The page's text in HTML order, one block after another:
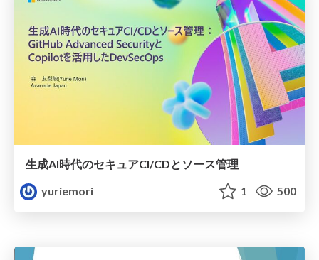
生成AI時代のセキュアCI/CDとソース管理
yuriemori
1 500